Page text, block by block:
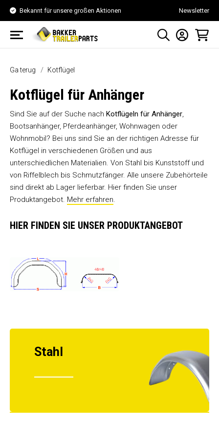
Bekannt für unsere großen Aktionen Newsletter
Ga terug Kotflügel
Kotflügel für Anhänger
Sind Sie auf der Suche nach Kotflügeln für Anhänger,
Bootsanhänger, Pferdeanhänger, Wohnwagen oder
Wohnmobil? Bei uns sind Sie an der richtigen Adresse für
Kotflügel in verschiedenen Größen und aus
unterschiedlichen Materialien. Von Stahl bis Kunststoff und
von Riffelblech bis Schmutzfänger. Alle unsere Zubehörteile
sind direkt ab Lager lieferbar. Hier finden Sie unser
Produktangebot. Mehr erfahren.
HIER FINDEN SIE UNSER PRODUKTANGEBOT
Stahl